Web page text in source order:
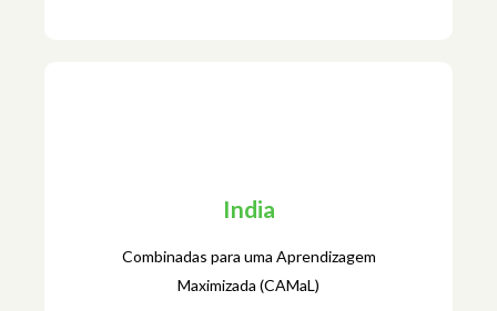
Kepparu Jangandoo - Sob a sombra de
India
Combinadas para uma Aprendizagem
Maximizada (CAMaL)